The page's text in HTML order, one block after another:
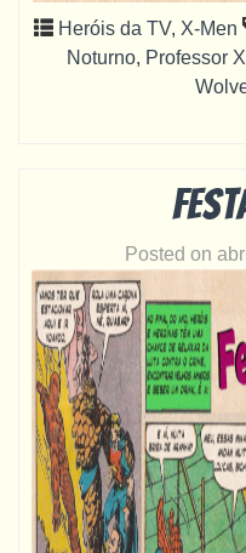
Heróis da TV, X-Men
Noturno, Professor
Posted on